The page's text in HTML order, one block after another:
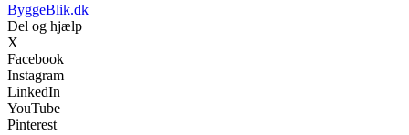
ByggeBlik.dk
Del og hjælp
X
Facebook
Instagram
LinkedIn
YouTube
Pinterest